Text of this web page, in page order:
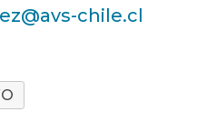
chile.cl